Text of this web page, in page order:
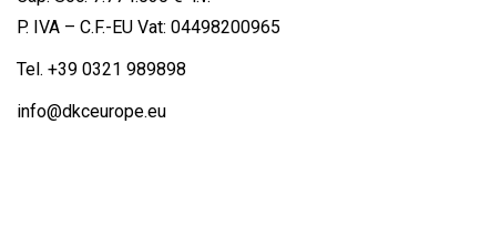
P. IVA – C.F.-EU Vat: 04498200965
Tel. +39 0321 989898
info@dkceurope.eu